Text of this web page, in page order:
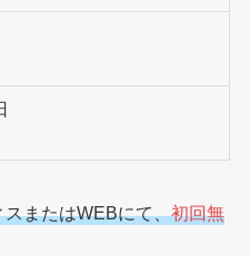
またはWEBにて、初回無